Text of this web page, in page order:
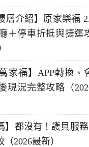
層介紹】原家樂福
＋停車折抵與捷運
家福】APP轉換、
現況完整攻略（
】都沒有！護貝服
2026最新）